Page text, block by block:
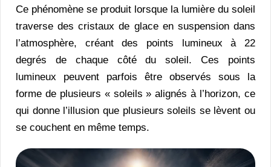
Ce phénomène se produit lorsque la lumière du soleil
traverse des cristaux de glace en suspension dans
l’atmosphère, créant des points lumineux à 22
degrés de chaque côté du soleil. Ces points
lumineux peuvent parfois être observés sous la
forme de plusieurs « soleils » alignés à l’horizon, ce
qui donne l’illusion que plusieurs soleils se lèvent ou
se couchent en même temps.